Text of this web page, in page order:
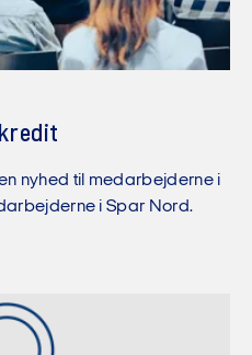
nyhed til medarbejderne i
i Spar Nord.